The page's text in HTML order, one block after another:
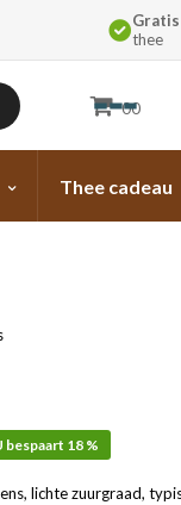
thee
00
Thee cadeau
bespaart 18 %
lichte zuurgraad,